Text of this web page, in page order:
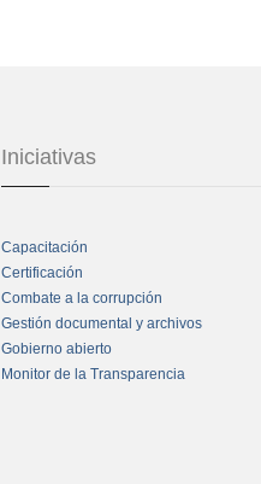
Iniciativas
Capacitación
Certificación
Combate a la corrupción
Gestión documental y archivos
Gobierno abierto
Monitor de la Transparencia